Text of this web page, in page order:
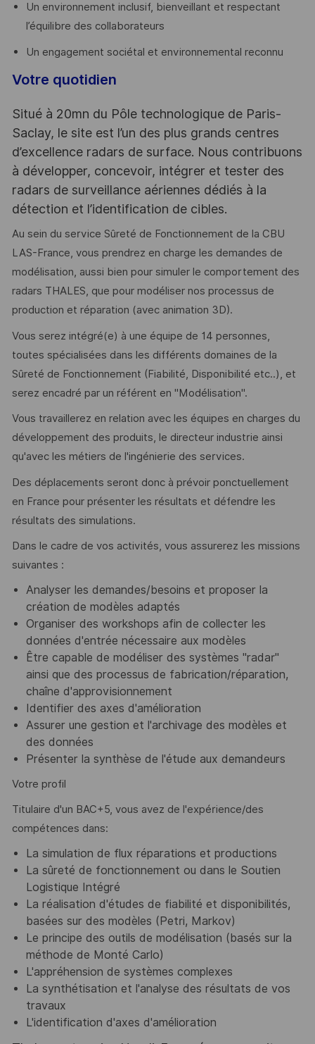
Un environnement inclusif, bienveillant et respectant
l’équilibre des collaborateurs
Un engagement sociétal et environnemental reconnu
Votre quotidien
Situé à 20mn du Pôle technologique de Paris-
Saclay, le site est l’un des plus grands centres
d’excellence radars de surface. Nous contribuons
à développer, concevoir, intégrer et tester des
radars de surveillance aériennes dédiés à la
détection et l’identification de cibles.
Au sein du service Sûreté de Fonctionnement de la CBU
LAS-France, vous prendrez en charge les demandes de
modélisation, aussi bien pour simuler le comportement des
radars THALES, que pour modéliser nos processus de
production et réparation (avec animation 3D).
Vous serez intégré(e) à une équipe de 14 personnes,
toutes spécialisées dans les différents domaines de la
Sûreté de Fonctionnement (Fiabilité, Disponibilité etc..), et
serez encadré par un référent en "Modélisation".
Vous travaillerez en relation avec les équipes en charges du
développement des produits, le directeur industrie ainsi
qu'avec les métiers de l'ingénierie des services.
Des déplacements seront donc à prévoir ponctuellement
en France pour présenter les résultats et défendre les
résultats des simulations.
Dans le cadre de vos activités, vous assurerez les missions
suivantes :
Analyser les demandes/besoins et proposer la
création de modèles adaptés
Organiser des workshops afin de collecter les
données d'entrée nécessaire aux modèles
Être capable de modéliser des systèmes "radar"
ainsi que des processus de fabrication/réparation,
chaîne d'approvisionnement
Identifier des axes d'amélioration
Assurer une gestion et l'archivage des modèles et
des données
Présenter la synthèse de l'étude aux demandeurs
Votre profil
Titulaire d'un BAC+5, vous avez de l'expérience/des
compétences dans:
La simulation de flux réparations et productions
La sûreté de fonctionnement ou dans le Soutien
Logistique Intégré
La réalisation d'études de fiabilité et disponibilités,
basées sur des modèles (Petri, Markov)
Le principe des outils de modélisation (basés sur la
méthode de Monté Carlo)
L'appréhension de systèmes complexes
La synthétisation et l'analyse des résultats de vos
travaux
L'identification d'axes d'amélioration